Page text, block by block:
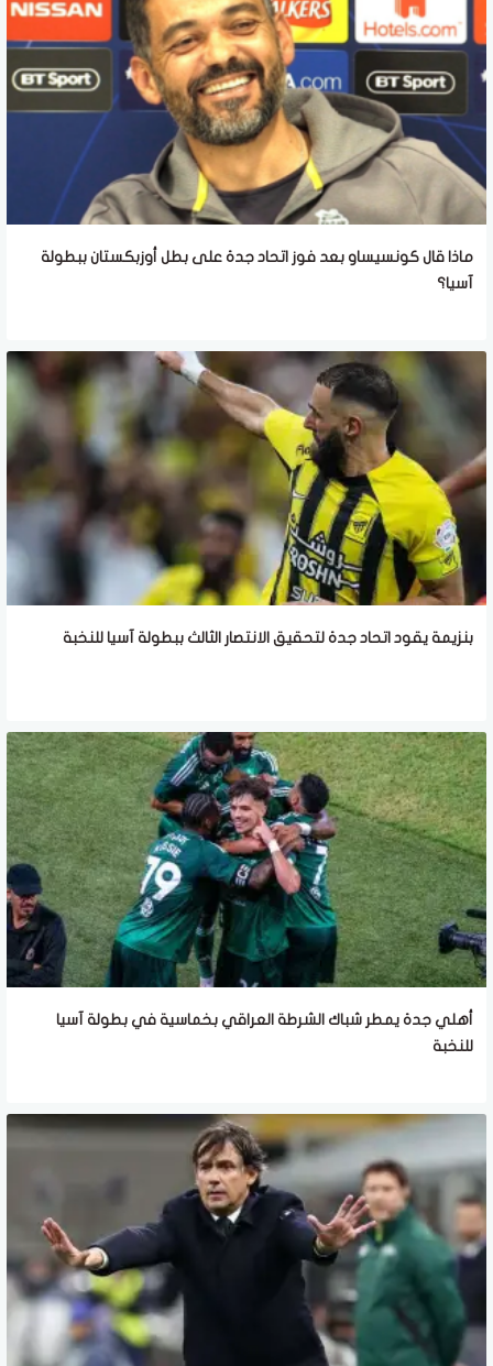
ماذا قال كونسيساو بعد فوز اتحاد جدة على بطل أوزبكستان ببطولة
آسيا؟
بنزيمة يقود اتحاد جدة لتحقيق الانتصار الثالث ببطولة آسيا للنخبة
أهلي جدة يمطر شباك الشرطة العراقي بخماسية في بطولة آسيا
للنخبة